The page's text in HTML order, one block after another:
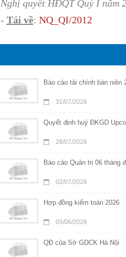
Nghị quyết HĐQT Quý I năm
- Tải về: NQ_QI/2012
Báo cáo tài chính bán niên
31/07/2026
Quyết định huỷ ĐKGD
28/07/2026
Báo cáo Quản trị 06 tháng
02/07/2026
Hợp đồng kiểm toán 2026
05/06/2026
QĐ của Sở GDCK Hà Nội